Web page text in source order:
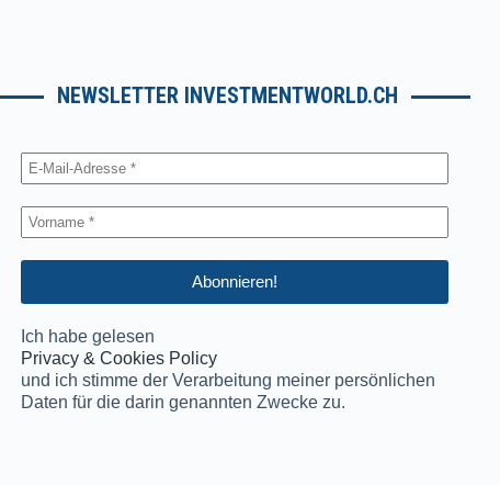
NEWSLETTER INVESTMENTWORLD.CH
Ich habe gelesen
Privacy & Cookies Policy
und ich stimme der Verarbeitung meiner persönlichen
Daten für die darin genannten Zwecke zu.